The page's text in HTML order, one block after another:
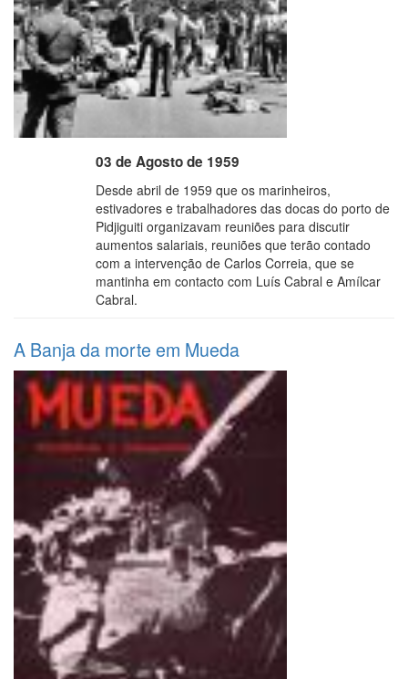
03 de Agosto de 1959
Desde abril de 1959 que os marinheiros,
estivadores e trabalhadores das docas do porto de
Pidjiguiti organizavam reuniões para discutir
aumentos salariais, reuniões que terão contado
com a intervenção de Carlos Correia, que se
mantinha em contacto com Luís Cabral e Amílcar
Cabral.
A Banja da morte em Mueda